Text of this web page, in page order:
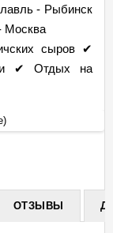
- Рыбинск
Москва
сыров ✔
✔ Отдых на
ОТЗЫВЫ